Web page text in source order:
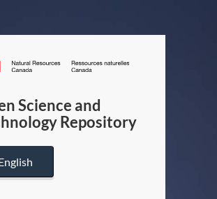
/
Canada
Science and
Repository